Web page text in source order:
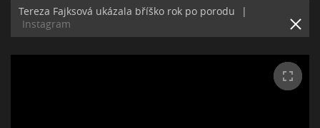
Tereza Fajksová ukázala bříško rok po porodu
|
Instagram